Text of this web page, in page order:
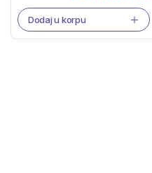
Dodaj u korpu